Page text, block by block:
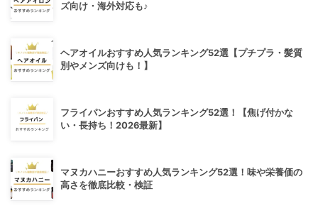
ズ向け・海外対応も♪
ヘアオイルおすすめ人気ランキング52選【プチプラ・髪質
別やメンズ向けも！】
フライパンおすすめ人気ランキング52選！【焦げ付かな
い・長持ち！2026最新】
マヌカハニーおすすめ人気ランキング52選！味や栄養価の
高さを徹底比較・検証